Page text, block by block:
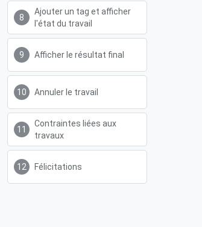
Ajouter un tag et afficher
l'état du travail
Afficher le résultat final
Annuler le travail
Contraintes liées aux
travaux
Félicitations